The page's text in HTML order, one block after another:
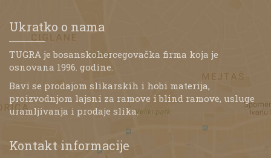
Ukratko o nama
TUGRA je bosanskohercegovačka firma koja je
osnovana 1996. godine.
Bavi se prodajom slikarskih i hobi materija,
proizvodnjom lajsni za ramove i blind ramove, usluge
uramljivanja i prodaje slika.
Kontakt informacije